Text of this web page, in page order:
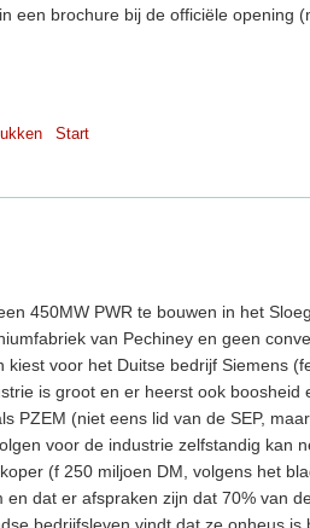
een brochure bij de officiële opening
Start
450MW PWR te bouwen in het
van Pechiney en geen
voor het Duitse bedrijf Siemens
is groot en er heerst ook boosheid
PZEM (niet eens lid van de SEP,
voor de industrie zelfstandig kan
(f 250 miljoen DM, volgens het
dat er afspraken zijn dat 70% van